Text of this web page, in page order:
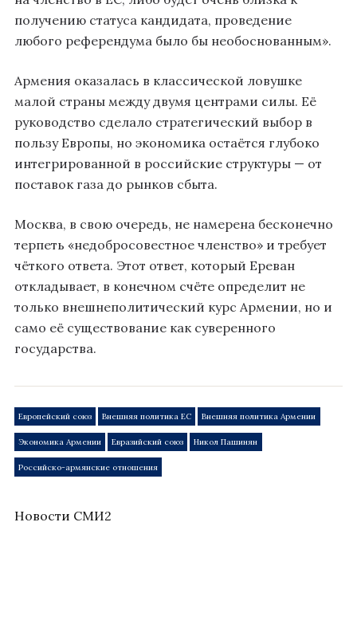
получению статуса кандидата, проведение
любого референдума было бы необоснованным».
Армения оказалась в классической ловушке
малой страны между двумя центрами силы. Её
руководство сделало стратегический выбор в
пользу Европы, но экономика остаётся глубоко
интегрированной в российские структуры — от
поставок газа до рынков сбыта.
Москва, в свою очередь, не намерена бесконечно
терпеть «недобросовестное членство» и требует
чёткого ответа. Этот ответ, который Ереван
откладывает, в конечном счёте определит не
только внешнеполитический курс Армении, но и
само её существование как суверенного
государства.
Европейский союз Внешняя политика ЕС Внешняя политика Армении
Экономика Армении Евразийский союз Никол Пашинян
Российско-армянские отношения
Новости СМИ2